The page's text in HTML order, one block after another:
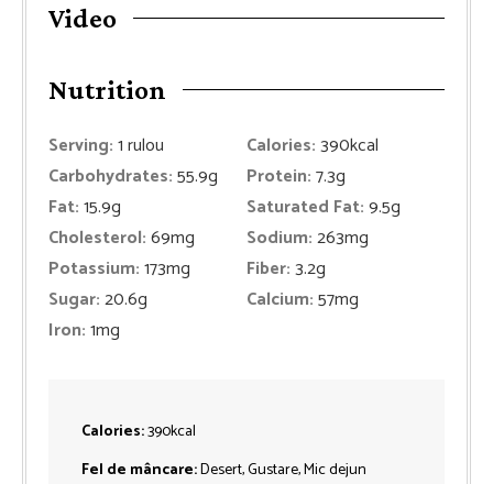
Video
Nutrition
Serving:1rulou Calories:390kcal
Carbohydrates:55.9g Protein:7.3g
Fat:15.9g Saturated Fat:9.5g
Cholesterol:69mg Sodium:263mg
Potassium:173mg Fiber:3.2g
Sugar:20.6g Calcium:57mg
Iron:1mg
Calories:390kcal
Fel de mâncare:Desert, Gustare, Mic dejun